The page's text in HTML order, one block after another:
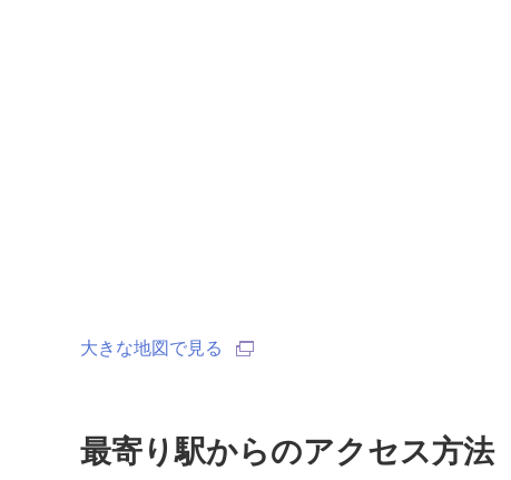
大きな地図で見る
最寄り駅からのアクセス方法